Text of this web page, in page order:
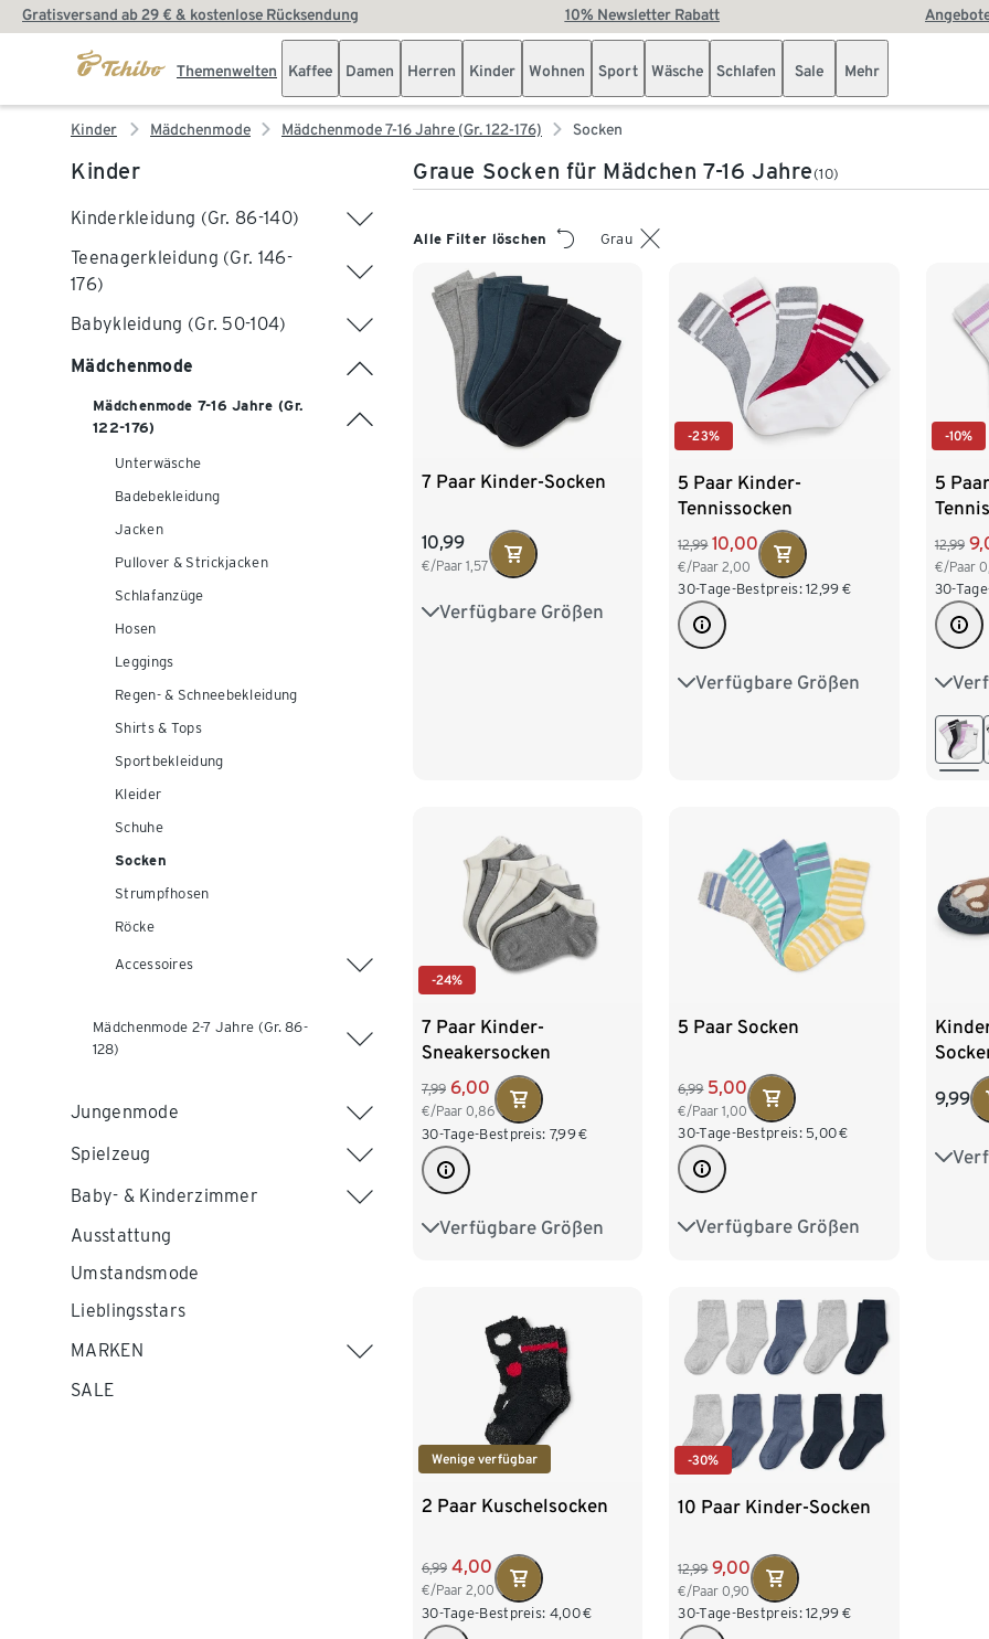
Gratisversand ab 29 € & kostenlose Rücksendung 10% Newsletter Rabatt
Themenwelten Kaffee Damen Herren Kinder Wohnen Sport Wäsche Schlafen Sale Mehr
Kinder Mädchenmode Mädchenmode 7-16 Jahre (Gr. 122-176) Socken
Kinder
Kinderkleidung (Gr. 86-140)
Teenagerkleidung (Gr. 146-
176)
Babykleidung (Gr. 50-104)
Mädchenmode
Mädchenmode 7-16 Jahre (Gr.
122-176)
Unterwäsche
Badebekleidung
Jacken
Pullover & Strickjacken
Schlafanzüge
Hosen
Leggings
Regen- & Schneebekleidung
Shirts & Tops
Sportbekleidung
Kleider
Schuhe
Socken
Strumpfhosen
Röcke
Accessoires
Mädchenmode 2-7 Jahre (Gr. 86-
128)
Jungenmode
Spielzeug
Baby- & Kinderzimmer
Ausstattung
Umstandsmode
Lieblingsstars
MARKEN
SALE
Graue Socken für Mädchen 7-16 Jahre(10)
Alle Filter löschen Grau
7 Paar Kinder-Socken
10,99
€/Paar 1,57
Verfügbare Größen
31-34 35-38 39-42
-23%
5 Paar Kinder-
Tennissocken
12,99 10,00
€/Paar2,00
30-Tage-Bestpreis: 12,99 €
Verfügbare Größen
27-30 31-34 35-38
-10%
5
12,99
€/Paar
30-
23-26
35-38
-24%
7 Paar Kinder-
Sneakersocken
7,99 6,00
€/Paar 0,86
30-Tage-Bestpreis: 7,99€
Verfügbare Größen
23-26 27-30 31-34
5 Paar Socken
6,99 5,00
€/Paar1,00
30-Tage-Bestpreis: 5,00€
Verfügbare Größen
31-34 35-38 39-42
9,99
19-22
Wenige verfügbar
2 Paar Kuschelsocken
6,99 4,00
€/Paar 2,00
30-Tage-Bestpreis: 4,00€
-30%
10 Paar Kinder-Socken
12,99 9,00
€/Paar0,90
30-Tage-Bestpreis: 12,99 €